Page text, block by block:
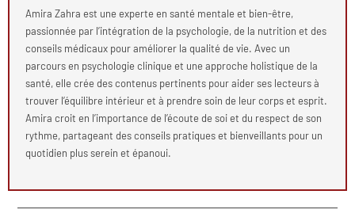
Amira Zahra est une experte en santé mentale et bien-être,
passionnée par l’intégration de la psychologie, de la nutrition et des
conseils médicaux pour améliorer la qualité de vie. Avec un
parcours en psychologie clinique et une approche holistique de la
santé, elle crée des contenus pertinents pour aider ses lecteurs à
trouver l’équilibre intérieur et à prendre soin de leur corps et esprit.
Amira croit en l’importance de l’écoute de soi et du respect de son
rythme, partageant des conseils pratiques et bienveillants pour un
quotidien plus serein et épanoui.